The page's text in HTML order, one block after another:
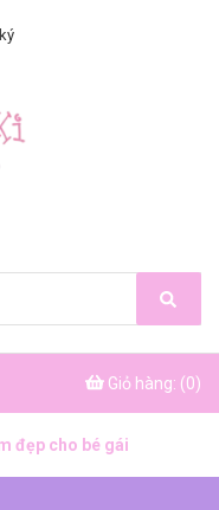
Giỏ hàng: (0)
đẹp cho bé gái